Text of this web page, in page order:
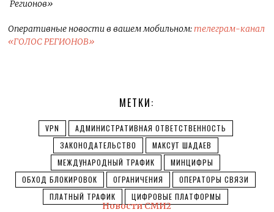
Регионов»
Оперативные новости в вашем мобильном:телеграм-канал
«ГОЛОС РЕГИОНОВ»
МЕТКИ:
VPN
АДМИНИСТРАТИВНАЯ ОТВЕТСТВЕННОСТЬ
ЗАКОНОДАТЕЛЬСТВО
МАКСУТ ШАДАЕВ
МЕЖДУНАРОДНЫЙ ТРАФИК
МИНЦИФРЫ
ОБХОД БЛОКИРОВОК
ОГРАНИЧЕНИЯ
ОПЕРАТОРЫ СВЯЗИ
ПЛАТНЫЙ ТРАФИК
ЦИФРОВЫЕ ПЛАТФОРМЫ
Новости СМИ2